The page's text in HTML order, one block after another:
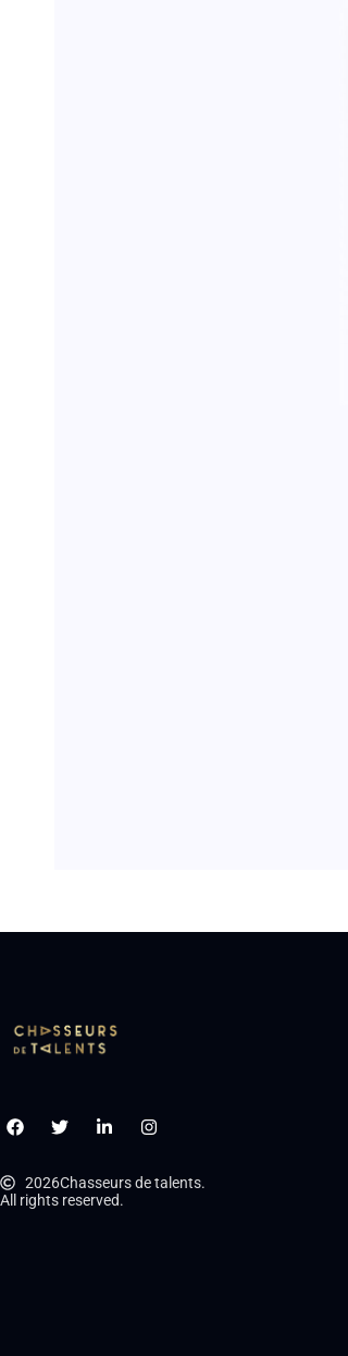
2026Chasseurs de talents.
All rights reserved.